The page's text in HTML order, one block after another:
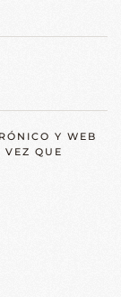
Y WEB
VEZ QUE